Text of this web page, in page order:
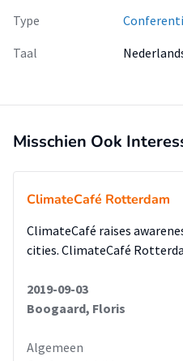
Type
Taal
Misschien Ook
ClimateCafé Rotterdam
ClimateCafé raises
cities. ClimateCafé
2019-09-03
Boogaard, Floris
Algemeen